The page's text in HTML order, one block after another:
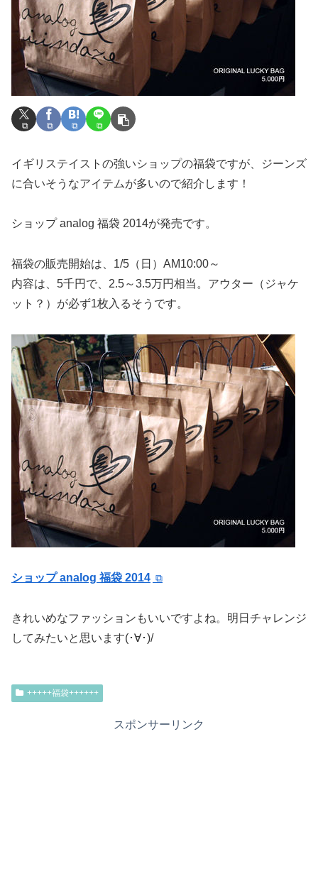
イギリステイストの強いショップの福袋ですが、ジーンズ
に合いそうなアイテムが多いので紹介します！
ショップ analog 福袋 2014が発売です。
福袋の販売開始は、1/5（日）AM10:00～
内容は、5千円で、2.5～3.5万円相当。アウター（ジャケ
ット？）が必ず1枚入るそうです。
ショップ analog 福袋 2014
きれいめなファッションもいいですよね。明日チャレンジ
してみたいと思います(･∀･)/
+++++福袋++++++
スポンサーリンク